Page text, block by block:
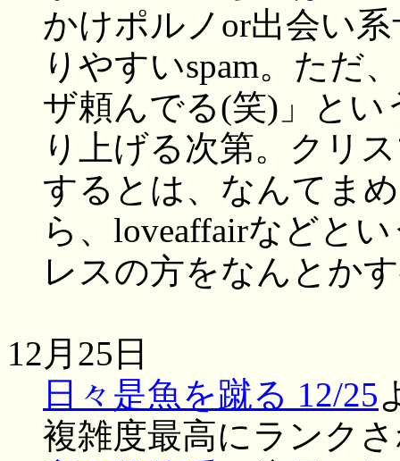
かけポルノor出会い
りやすいspam。ただ
ザ頼んでる(笑)」と
り上げる次第。クリ
するとは、なんてま
ら、loveaffairなどと
レスの方をなんとか
12月25日
日々是魚を蹴る 12/25
複雑度最高にランク